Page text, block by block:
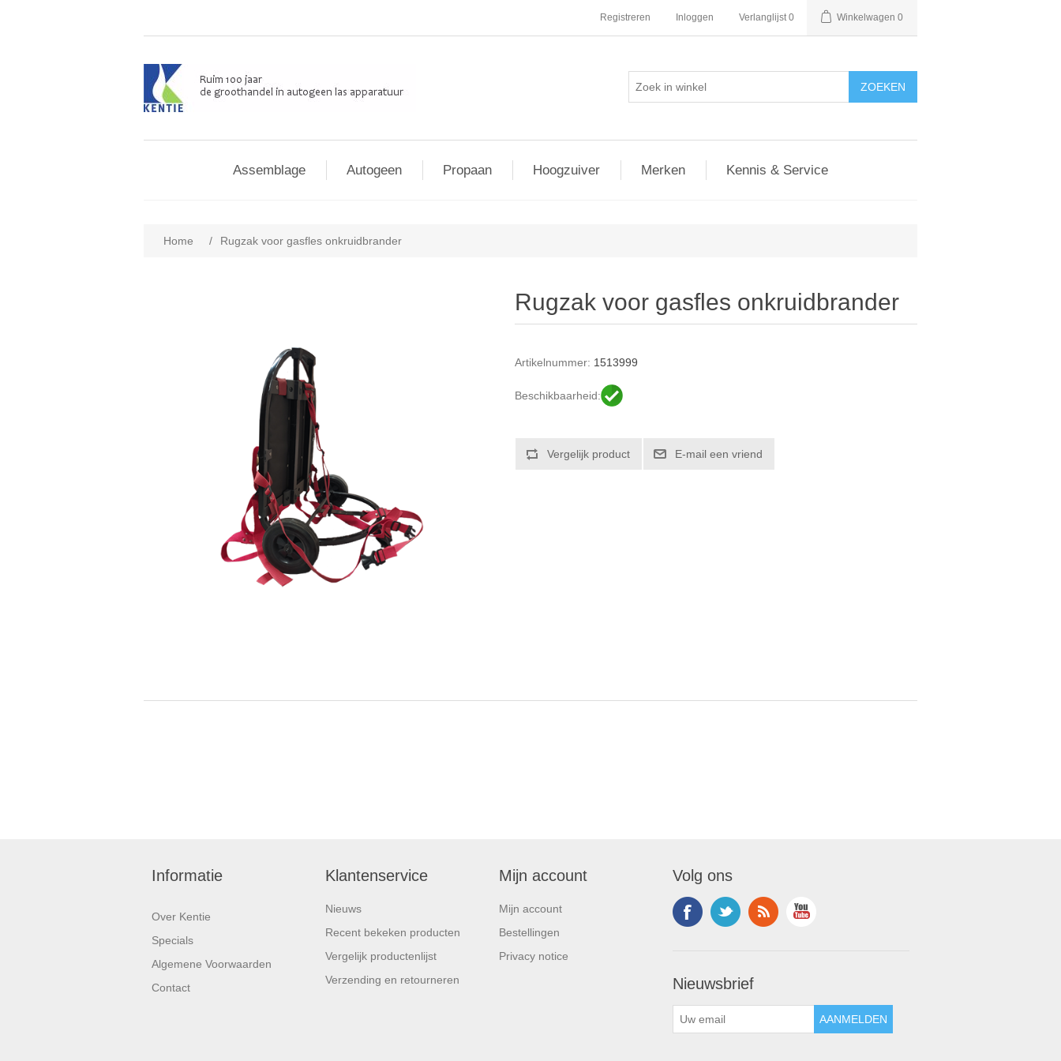
Registreren Inloggen Verlanglijst 0 Winkelwagen 0
Assemblage Autogeen Propaan Hoogzuiver Merken Kennis & Service
Home / Rugzak voor gasfles onkruidbrander
Rugzak voor gasfles onkruidbrander
Artikelnummer: 1513999
Beschikbaarheid:
Informatie
Over Kentie
Specials
Algemene Voorwaarden
Contact
Klantenservice
Nieuws
Recent bekeken producten
Vergelijk productenlijst
Verzending en retourneren
Mijn account
Mijn account
Bestellingen
Privacy notice
Volg ons
Nieuwsbrief